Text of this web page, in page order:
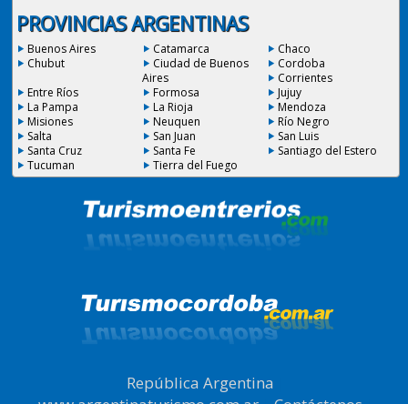
PROVINCIAS ARGENTINAS
Buenos Aires Catamarca
Chaco
Chubut
Ciudad de Buenos
Aires
Cordoba
Corrientes
Entre Ríos
Formosa
Jujuy
La Pampa
La Rioja
Mendoza
Misiones
Neuquen
Río Negro
Salta
San Juan
San Luis
Santa Cruz
Santa Fe
Santiago del Estero
Tucuman
Tierra del Fuego
República Argentina